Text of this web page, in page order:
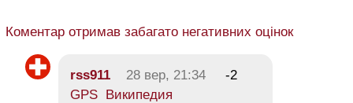
Коментар отримав забагато негативних оцінок
rss911 28 вер, 21:34
-2
GPS Википедия